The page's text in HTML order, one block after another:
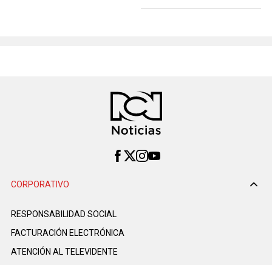
CORPORATIVO
RESPONSABILIDAD SOCIAL
FACTURACIÓN ELECTRÓNICA
ATENCIÓN AL TELEVIDENTE